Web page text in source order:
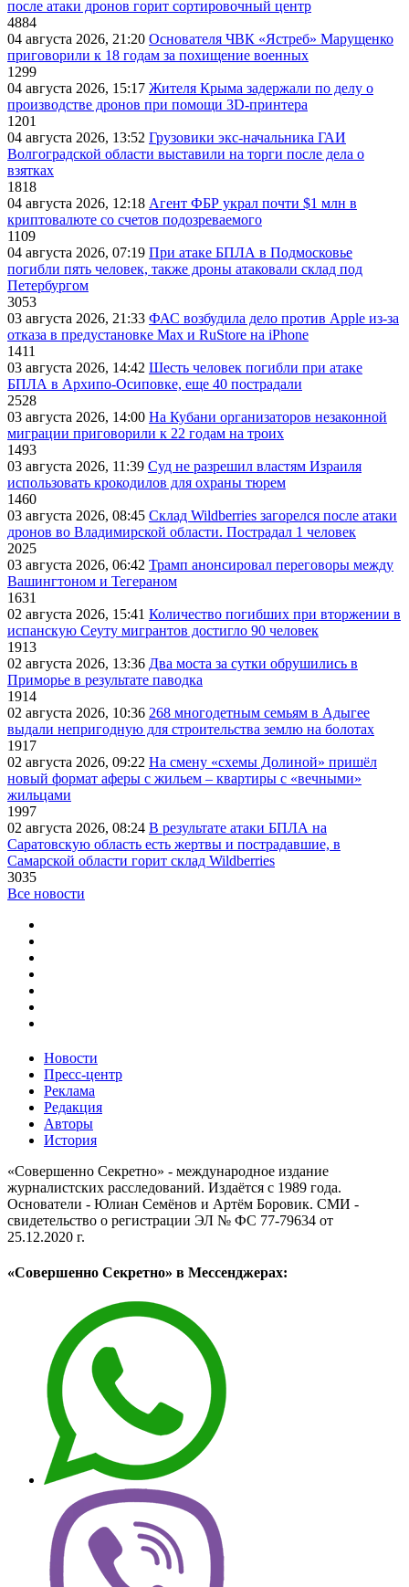
после атаки дронов горит сортировочный центр
4884
04 августа 2026, 21:20 Основателя ЧВК «Ястреб» Марущенко
приговорили к 18 годам за похищение военных
1299
04 августа 2026, 15:17 Жителя Крыма задержали по делу о
производстве дронов при помощи 3D‑принтера
1201
04 августа 2026, 13:52 Грузовики экс-начальника ГАИ
Волгоградской области выставили на торги после дела о
взятках
1818
04 августа 2026, 12:18 Агент ФБР украл почти $1 млн в
криптовалюте со счетов подозреваемого
1109
04 августа 2026, 07:19 При атаке БПЛА в Подмосковье
погибли пять человек, также дроны атаковали склад под
Петербургом
3053
03 августа 2026, 21:33 ФАС возбудила дело против Apple из-за
отказа в предустановке Max и RuStore на iPhone
1411
03 августа 2026, 14:42 Шесть человек погибли при атаке
БПЛА в Архипо-Осиповке, еще 40 пострадали
2528
03 августа 2026, 14:00 На Кубани организаторов незаконной
миграции приговорили к 22 годам на троих
1493
03 августа 2026, 11:39 Суд не разрешил властям Израиля
использовать крокодилов для охраны тюрем
1460
03 августа 2026, 08:45 Склад Wildberries загорелся после атаки
дронов во Владимирской области. Пострадал 1 человек
2025
03 августа 2026, 06:42 Трамп анонсировал переговоры между
Вашингтоном и Тегераном
1631
02 августа 2026, 15:41 Количество погибших при вторжении в
испанскую Сеуту мигрантов достигло 90 человек
1913
02 августа 2026, 13:36 Два моста за сутки обрушились в
Приморье в результате паводка
1914
02 августа 2026, 10:36 268 многодетным семьям в Адыгее
выдали непригодную для строительства землю на болотах
1917
02 августа 2026, 09:22 На смену «схемы Долиной» пришёл
новый формат аферы с жильем – квартиры с «вечными»
жильцами
1997
02 августа 2026, 08:24 В результате атаки БПЛА на
Саратовскую область есть жертвы и пострадавшие, в
Самарской области горит склад Wildberries
3035
Все новости
Новости
Пресс-центр
Реклама
Редакция
Авторы
История
«Совершенно Секретно» - международное издание
журналистских расследований. Издаётся с 1989 года.
Основатели - Юлиан Семёнов и Артём Боровик. CМИ -
свидетельство о регистрации ЭЛ № ФС 77-79634 от
25.12.2020 г.
«Совершенно Секретно» в Мессенджерах: